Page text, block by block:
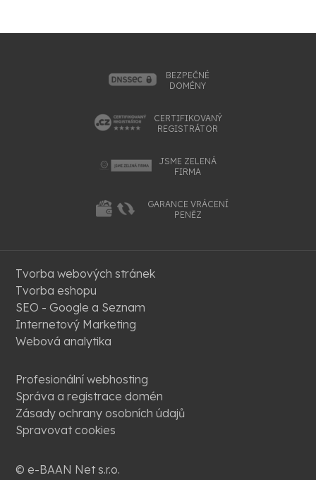
BEZPEČNÉ
DOMÉNY
CERTIFIKOVANÝ
REGISTRÁTOR
JSME ZELENÁ
FIRMA
GARANCE VRÁCENÍ
PENĚZ
Tvorba webových stránek
Tvorba eshopu
SEO - Google a Seznam
Internetový Marketing
Webová analytika
Profesionální webhosting
Správa a registrace domén
Zásady ochrany osobních údajů
Spravovat cookies
© e-BAAN Net s.r.o.